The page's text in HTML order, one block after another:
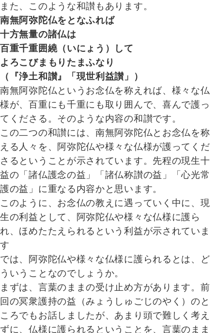
また、このような和讃もあります。
南無阿弥陀仏をとなふれば
十方無量の諸仏は
百重千重囲繞（いにょう）して
よろこびまもりたまふなり
（『浄土和讃』「現世利益讃」）
南無阿弥陀仏というお念仏を称えれば、様々な仏
様が、百重にも千重にも取り囲んで、喜んで護っ
てくださる。そのような内容の和讃です。
この二つの和讃には、南無阿弥陀仏とお念仏を称
える人々を、阿弥陀仏や様々な仏様が護ってくだ
さるということが示されています。先程の現生十
益の「諸仏護念の益」「諸仏称讃の益」「心光常
護の益」に重なる内容かと思います。
このように、お念仏の教えに遇っていく中に、現
生の利益として、阿弥陀仏や様々な仏様に護ら
れ、ほめたたえられるという利益が示されていま
す
では、阿弥陀仏や様々な仏様に護られるとは、ど
ういうことなのでしょうか。
まずは、言葉のままの受け止め方があります。前
回の冥衆護持の益（みょうしゅごじのやく）のと
ころでもお話しましたが、あまり頭で難しく考え
ずに、仏様に護られるということを、言葉のまま